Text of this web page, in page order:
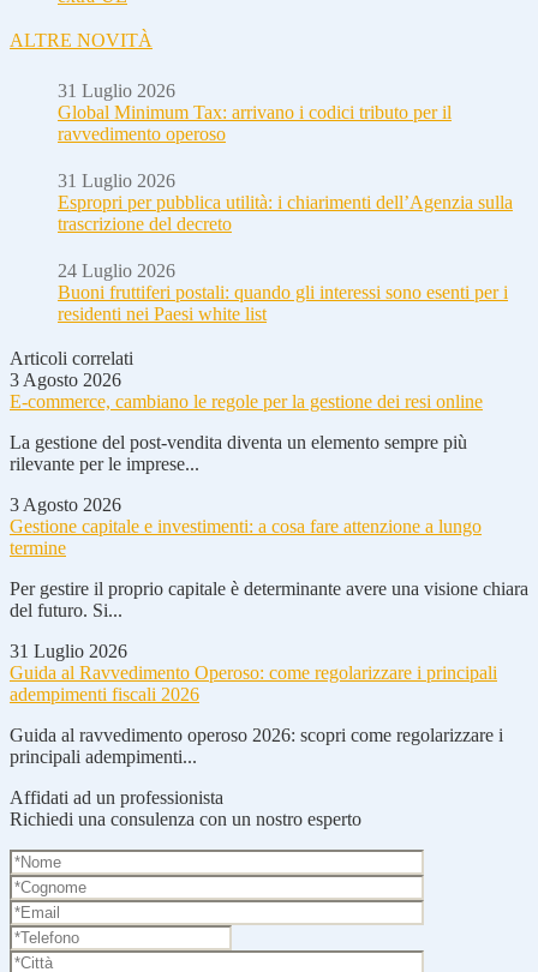
ALTRE NOVITÀ
31 Luglio 2026
Global Minimum Tax: arrivano i codici tributo per il
ravvedimento operoso
31 Luglio 2026
Espropri per pubblica utilità: i chiarimenti dell’Agenzia sulla
trascrizione del decreto
24 Luglio 2026
Buoni fruttiferi postali: quando gli interessi sono esenti per i
residenti nei Paesi white list
Articoli correlati
3 Agosto 2026
E-commerce, cambiano le regole per la gestione dei resi online
La gestione del post-vendita diventa un elemento sempre più
rilevante per le imprese...
3 Agosto 2026
Gestione capitale e investimenti: a cosa fare attenzione a lungo
termine
Per gestire il proprio capitale è determinante avere una visione chiara
del futuro. Si...
31 Luglio 2026
Guida al Ravvedimento Operoso: come regolarizzare i principali
adempimenti fiscali 2026
Guida al ravvedimento operoso 2026: scopri come regolarizzare i
principali adempimenti...
Affidati ad un professionista
Richiedi una consulenza con un nostro esperto